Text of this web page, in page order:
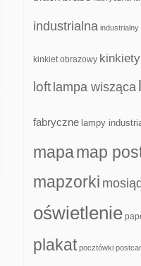
industrialna industrialny
kinkiet obrazowy kinkiety
loft lampa wisząca
fabryczne lampy
mapamap
mapzorki
oświetlenie
plakat pocztówki